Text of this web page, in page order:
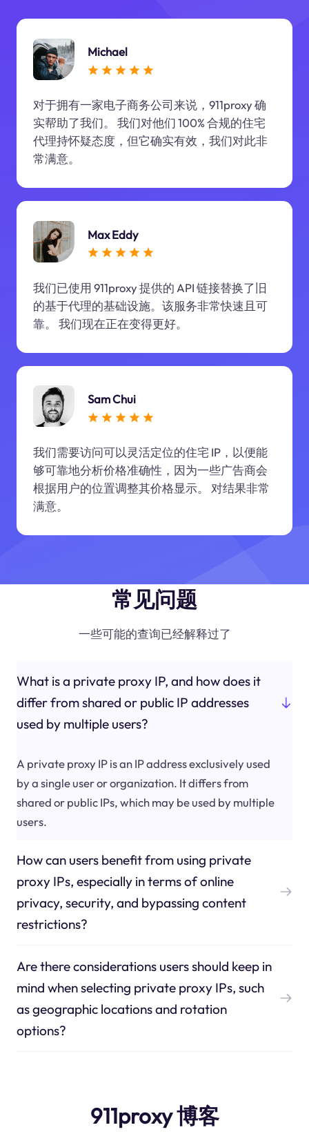
Michael
对于拥有一家电子商务公司来说，911proxy 确
实帮助了我们。 我们对他们 100% 合规的住宅
代理持怀疑态度，但它确实有效，我们对此非
常满意。
Max Eddy
我们已使用 911proxy 提供的 API 链接替换了旧
的基于代理的基础设施。该服务非常快速且可
靠。 我们现在正在变得更好。
Sam Chui
我们需要访问可以灵活定位的住宅 IP，以便能
够可靠地分析价格准确性，因为一些广告商会
根据用户的位置调整其价格显示。 对结果非常
满意。
常见问题
一些可能的查询已经解释过了
What is a private proxy IP, and how does it
differ from shared or public IP addresses
used by multiple users?
A private proxy IP is an IP address exclusively used
by a single user or organization. It differs from
shared or public IPs, which may be used by multiple
users.
How can users benefit from using private
proxy IPs, especially in terms of online
privacy, security, and bypassing content
restrictions?
Are there considerations users should keep in
mind when selecting private proxy IPs, such
as geographic locations and rotation
options?
911proxy 博客